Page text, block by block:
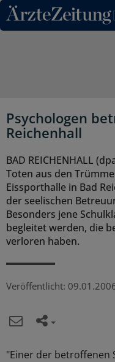
Direkt zum Inhaltsbereich
Psychologen
Reichenhall
BAD REICHENHALL
Toten aus den
Eissporthalle in Bad
der seelischen
Besonders jene
begleitet werden, die
verloren haben.
Veröffentlicht:
"Einer der betroffenen